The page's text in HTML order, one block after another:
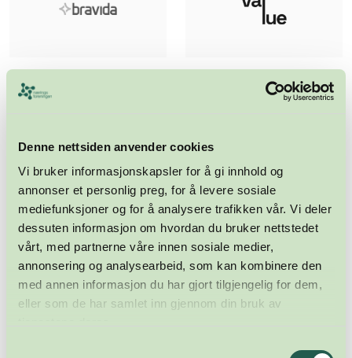
Denne nettsiden anvender cookies
Vi bruker informasjonskapsler for å gi innhold og
annonser et personlig preg, for å levere sosiale
mediefunksjoner og for å analysere trafikken vår. Vi deler
dessuten informasjon om hvordan du bruker nettstedet
vårt, med partnerne våre innen sosiale medier,
annonsering og analysearbeid, som kan kombinere den
med annen informasjon du har gjort tilgjengelig for dem,
eller som de har samlet inn gjennom din bruk av